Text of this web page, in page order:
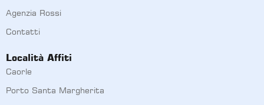
Agenzia Rossi
Contatti
Località Affiti
Caorle
Porto Santa Margherita